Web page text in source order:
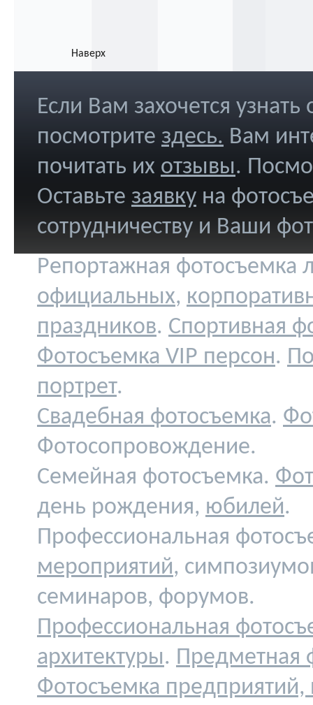
Наверх
Если Вам захочется
посмотрите здесь. Вам
почитать их отзывы.
Оставьте заявку на
сотрудничеству и Ваши
Репортажная фотосъемка
официальных,
праздников. Спортивная
Фотосъемка VIP персон.
портрет.
Свадебная фотосъемка.
Фотосопровождение.
Семейная фотосъемка.
день рождения, юбилей.
Профессиональная
мероприятий,
семинаров, форумов.
Профессиональная
архитектуры. Предметная
Фотосъемка